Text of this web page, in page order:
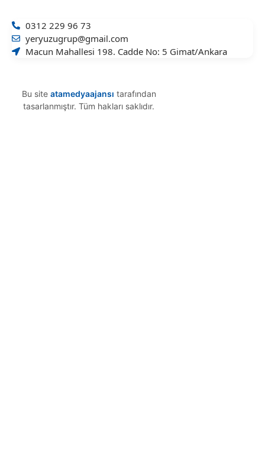
0312 229 96 73
yeryuzugrup@gmail.com
Macun Mahallesi 198. Cadde No: 5 Gimat/Ankara
Bu site atamedyaajansı tarafından
tasarlanmıştır. Tüm hakları saklıdır.